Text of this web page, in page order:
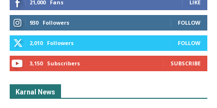
21,000 Fans LIKE
930 Followers FOLLOW
2,010 Followers FOLLOW
3,150 Subscribers SUBSCRIBE
Karnal News